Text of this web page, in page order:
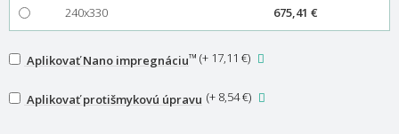
240x330 675,41 €
Aplikovať Nano impregnáciu™ (+ 17,11 €)
Aplikovať protišmykovú úpravu (+ 8,54 €)